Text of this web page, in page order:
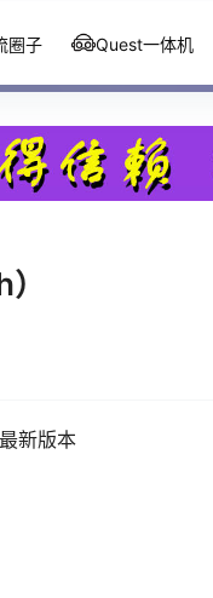
圈子 Quest一体机
新版本